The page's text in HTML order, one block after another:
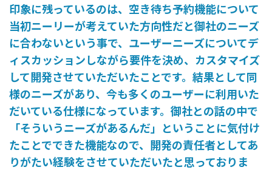
印象に残っているのは、空き待ち予約機能について
当初ニーリーが考えていた方向性だと御社のニーズ
に合わないという事で、ユーザーニーズについてデ
ィスカッションしながら要件を決め、カスタマイズ
して開発させていただいたことです。結果として同
様のニーズがあり、今も多くのユーザーに利用いた
だいている仕様になっています。御社との話の中で
「そういうニーズがあるんだ」ということに気付け
たことでできた機能なので、開発の責任者としてあ
りがたい経験をさせていただいたと思っておりま